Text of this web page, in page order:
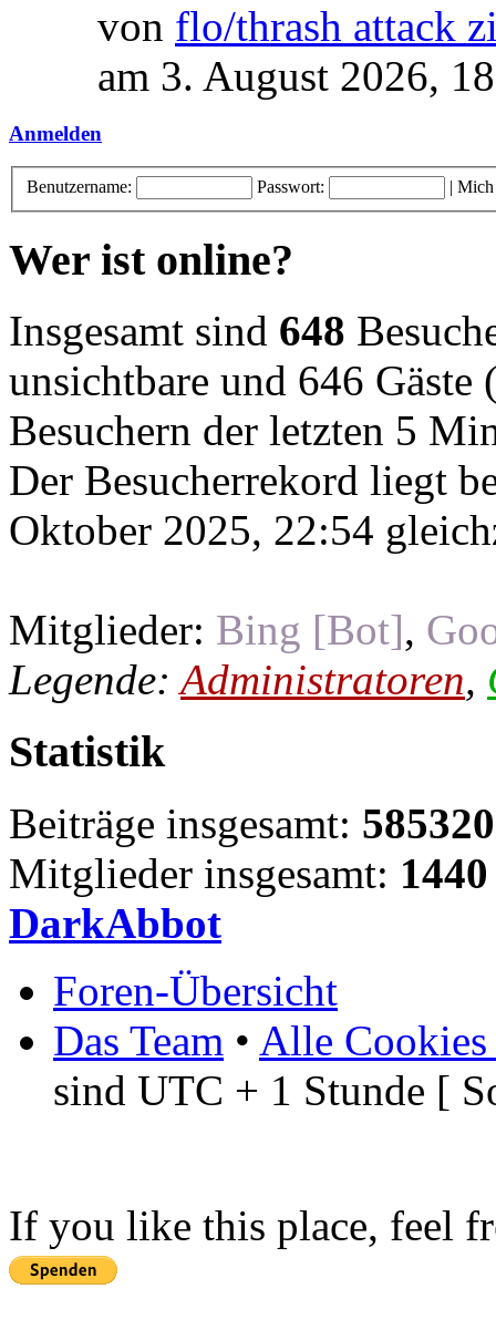
von flo/thrash attack
am 3. August 2026,
Anmelden
Benutzername: Passwort: | Mich
Wer ist online?
Insgesamt sind 648
unsichtbare und 646 Gäste
Besuchern der letzten 5
Der Besucherrekord liegt
Oktober 2025, 22:54
Mitglieder: Bing [Bot],
Legende:Administratoren,
Statistik
Beiträge insgesamt: 585320
Mitglieder insgesamt: 1440
DarkAbbot
Foren-Übersicht
Das Team • Alle Cookies
sind UTC + 1 Stunde [
If you like this place, feel